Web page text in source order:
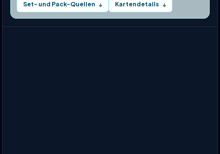
Set- und Pack-Quellen ↓ Kartendetails ↓